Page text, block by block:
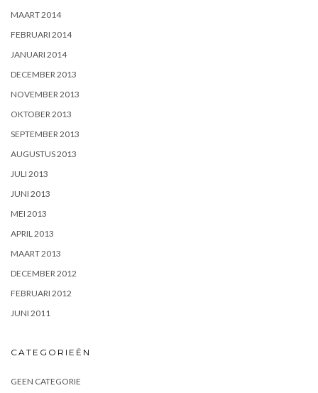
MAART 2014
FEBRUARI 2014
JANUARI 2014
DECEMBER 2013
NOVEMBER 2013
OKTOBER 2013
SEPTEMBER 2013
AUGUSTUS 2013
JULI 2013
JUNI 2013
MEI 2013
APRIL 2013
MAART 2013
DECEMBER 2012
FEBRUARI 2012
JUNI 2011
CATEGORIEËN
GEEN CATEGORIE